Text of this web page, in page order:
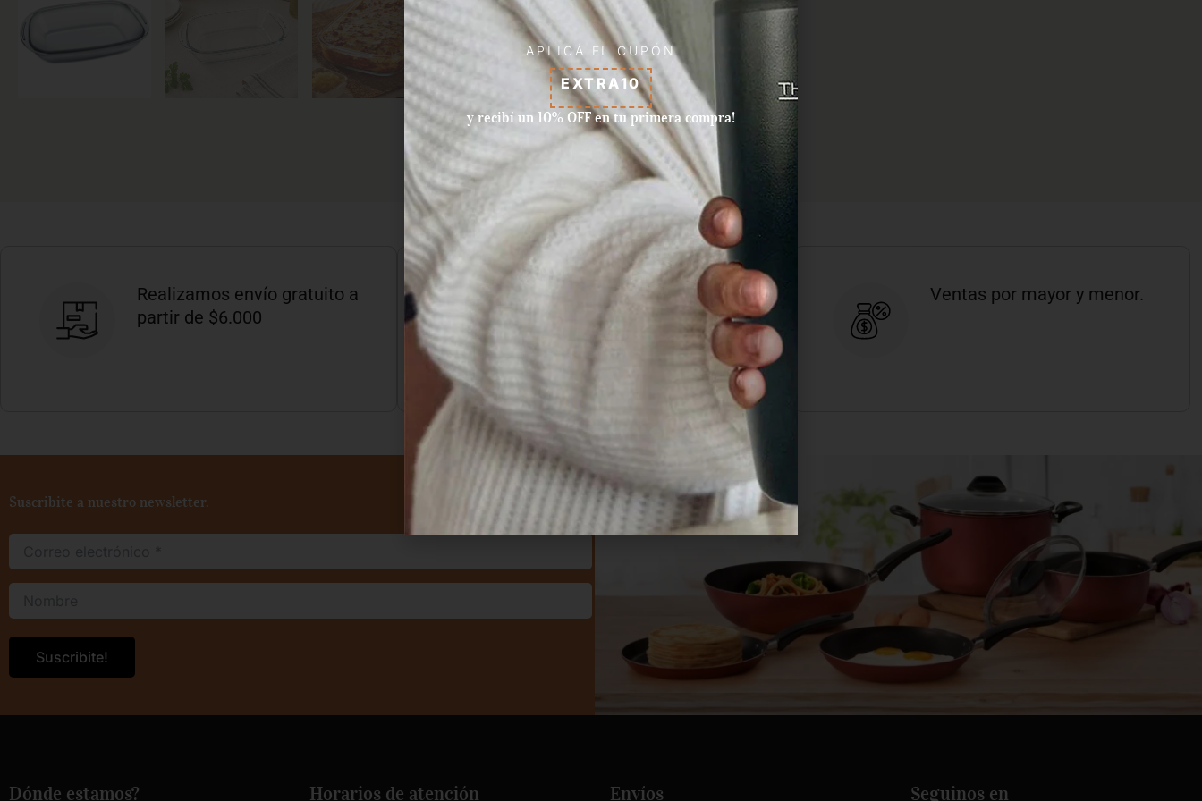
Realizamos envío gratuito a
partir de $6.000
Aceptamos pagos con tarjeta
de crédito, débito, efectivo, y
dinero disponible en Mercado
Ventas por mayor y menor.
Suscribite a nuestro newsletter.
Dónde estamos? Horarios de atención Envíos Seguinos en
APLICÁ EL CUPÓN
EXTRA10
y recibí un 10% OFF en tu primera compra!